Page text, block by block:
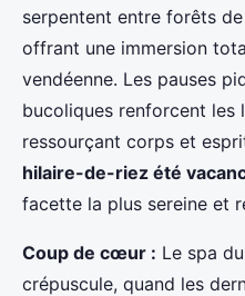
serpentent entre forêts
offrant une immersion
vendéenne. Les pauses
bucoliques renforcent les
ressourçant corps et
hilaire-de-riez été
facette la plus sereine et
Coup de cœur : Le spa
crépuscule, quand les